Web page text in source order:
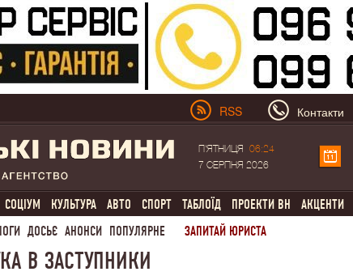
RSS Контакти
П'ЯТНИЦЯ
06:24
7 СЕРПНЯ 2026
СОЦІУМ КУЛЬТУРА АВТО СПОРТ ТАБЛОЇД ПРОЕКТИ ВН АКЦЕНТИ
ДОСЬЄ АНОНСИ ПОПУЛЯРНЕ ЗАПИТАЙ ЮРИСТА
В ЗАСТУПНИКИ